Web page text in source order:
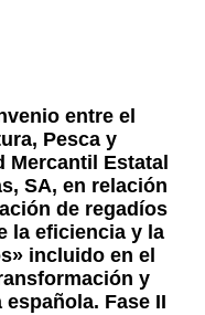
entre el
Pesca y
Mercantil Estatal
SA, en relación
de regadíos
la eficiencia y la
incluido en el
y
Fase II